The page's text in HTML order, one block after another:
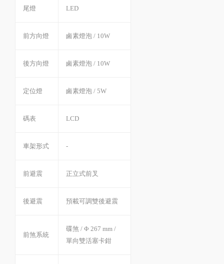
尾燈 LED
前方向燈 鹵素燈泡 / 10W
後方向燈 鹵素燈泡 / 10W
定位燈 鹵素燈泡 / 5W
碼表 LCD
車架形式 -
前避震 正立式前叉
後避震 預載可調雙後避震
前煞系統
碟煞 / Φ 267 mm /
單向雙活塞卡鉗